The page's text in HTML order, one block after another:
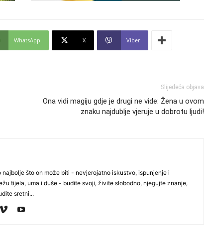
WhatsApp X Viber
Slijedeća objava
Ona vidi magiju gdje je drugi ne vide: Žena u ovom
znaku najdublje vjeruje u dobrotu ljudi!
što on može biti - nevjerojatno iskustvo, ispunjenje i
tijela, uma i duše - budite svoji, živite slobodno, njegujte znanje,
sretni...